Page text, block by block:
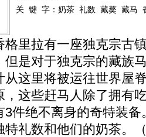
关 键 字： 奶茶 礼数 藏獒 藏马
格里拉有一座独克宗古
但是对于独克宗的藏族
从这里将被运往世界屋
，这些赶马人除了拥有
件绝不离身的奇特装
特礼数和他们的奶茶。